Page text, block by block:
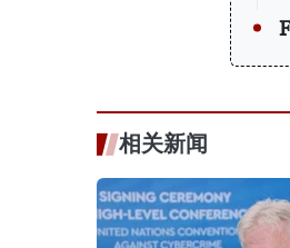
相关新闻